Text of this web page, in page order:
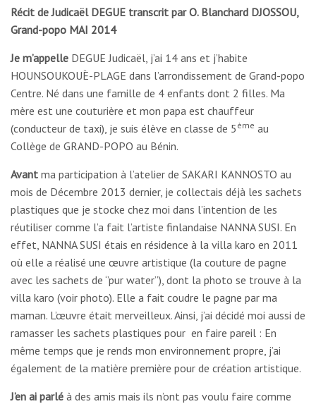
Récit de Judicaël DEGUE transcrit par O. Blanchard DJOSSOU,
Grand-popo MAI 2014
Je m’appelle DEGUE Judicaël, j’ai 14 ans et j’habite
HOUNSOUKOUÈ-PLAGE dans l’arrondissement de Grand-popo
Centre. Né dans une famille de 4 enfants dont 2 filles. Ma
mère est une couturière et mon papa est chauffeur
(conducteur de taxi), je suis élève en classe de 5 ème au
Collège de GRAND-POPO au Bénin.
Avant ma participation à l’atelier de SAKARI KANNOSTO au
mois de Décembre 2013 dernier, je collectais déjà les sachets
plastiques que je stocke chez moi dans l’intention de les
réutiliser comme l’a fait l’artiste finlandaise NANNA SUSI. En
effet, NANNA SUSI étais en résidence à la villa karo en 2011
où elle a réalisé une œuvre artistique (la couture de pagne
avec les sachets de ‘’pur water’’), dont la photo se trouve à la
villa karo (voir photo). Elle a fait coudre le pagne par ma
maman. L’œuvre était merveilleux. Ainsi, j’ai décidé moi aussi de
ramasser les sachets plastiques pour en faire pareil : En
même temps que je rends mon environnement propre, j’ai
également de la matière première pour de création artistique.
J’en ai parlé à des amis mais ils n’ont pas voulu faire comme